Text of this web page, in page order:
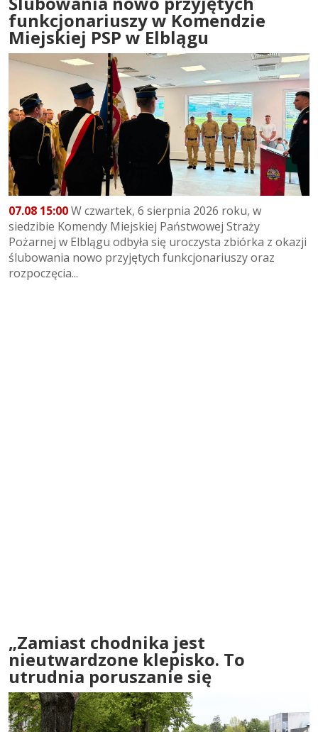
funkcjonariuszy w Komendzie
Miejskiej PSP w Elblągu
07.08 15:00W czwartek, 6 sierpnia 2026 roku, w
siedzibie Komendy Miejskiej Państwowej Straży
Pożarnej w Elblągu odbyła się uroczysta zbiórka z okazji
ślubowania nowo przyjętych funkcjonariuszy oraz
rozpoczęcia...
„Zamiast chodnika jest
nieutwardzone klepisko. To
utrudnia poruszanie się